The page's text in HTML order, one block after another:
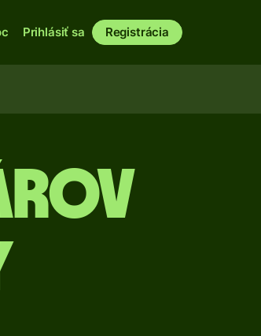
Prihlásiť sa Registrácia